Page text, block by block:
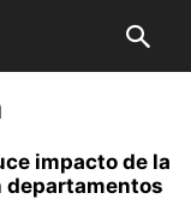
impacto de la
departamentos